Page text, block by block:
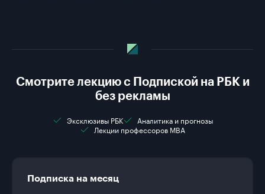
Смотрите лекцию с Подпиской на РБК и
без рекламы
Эксклюзивы РБК
Аналитика и прогнозы
Лекции профессоров MBA
Подписка на месяц